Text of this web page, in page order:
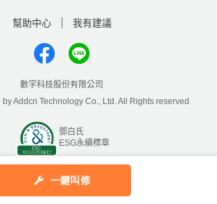
一鍵叫修
幫助中心 我有建議
數字科技股份有限公司
Addcn Technology Co., Ltd. All Rights reserved
鄧白氏
ESG永續標章